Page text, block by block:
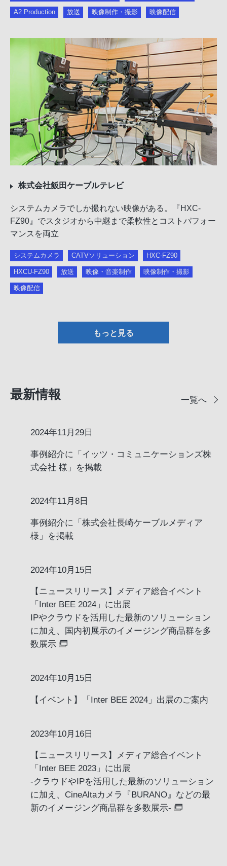
A2 Production 放送 映像制作・撮影 映像配信
株式会社飯田ケーブルテレビ
システムカメラでしか撮れない映像がある。『HXC-
FZ90』でスタジオから中継まで柔軟性とコストパフォー
マンスを両立
システムカメラ CATVソリューション HXC-FZ90
HXCU-FZ90 放送 映像・音楽制作 映像制作・撮影
映像配信
もっと見る
最新情報 一覧へ
2024年11月29日
事例紹介に「イッツ・コミュニケーションズ株
式会社 様」を掲載
2024年11月8日
事例紹介に「株式会社長崎ケーブルメディア
様」を掲載
2024年10月15日
【ニュースリリース】メディア総合イベント
「Inter BEE 2024」に出展
IPやクラウドを活用した最新のソリューション
に加え、国内初展示のイメージング商品群を多
数展示
2024年10月15日
【イベント】「Inter BEE 2024」出展のご案内
2023年10月16日
【ニュースリリース】メディア総合イベント
「Inter BEE 2023」に出展
-クラウドやIPを活用した最新のソリューション
に加え、CineAltaカメラ『BURANO』などの最
新のイメージング商品群を多数展示-